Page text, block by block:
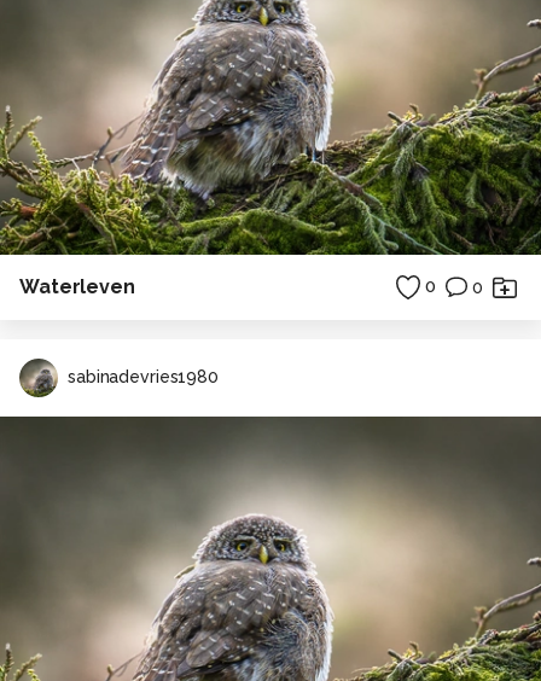
Waterleven 0 0
sabinadevries1980